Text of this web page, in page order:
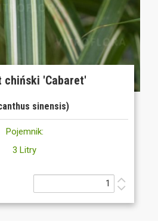
chiński 'Cabaret'
sinensis)
Pojemnik:
3 Litry